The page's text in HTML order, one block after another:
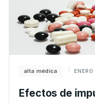
alta médica
Efectos de